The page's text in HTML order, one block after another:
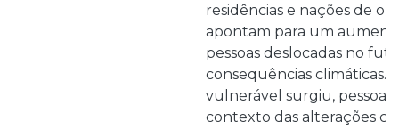
residências e nações de
apontam para um
pessoas deslocadas no
consequências climáticas.
vulnerável surgiu, pessoas
contexto das alterações